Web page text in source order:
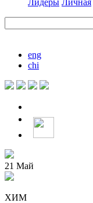
Лидеры Личная
eng
chi
21 Май
ХИМ